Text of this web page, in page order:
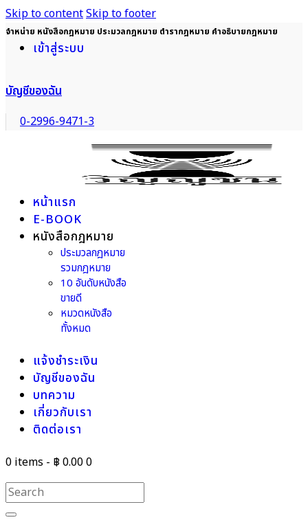
Skip to contentSkip to footer
จำหน่าย หนังสือกฎหมาย ประมวลกฎหมาย ตำรากฎหมาย คำอธิบายกฎหมาย
เข้าสู่ระบบ
บัญชีของฉัน
0-2996-9471-3
หน้าแรก
E-BOOK
หนังสือกฎหมาย
ประมวลกฎหมาย
รวมกฎหมาย
10 อันดับหนังสือ
ขายดี
หมวดหนังสือ
ทั้งหมด
แจ้งชำระเงิน
บัญชีของฉัน
บทความ
เกี่ยวกับเรา
ติดต่อเรา
0 items - ฿ 0.000